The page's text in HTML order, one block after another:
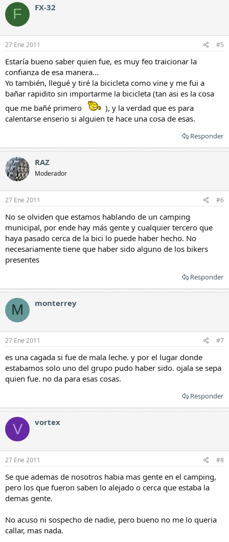
F FX-32
27 Ene 2011 #5
Estaría bueno saber quien fue, es muy feo traicionar la
confianza de esa manera...
Yo también, llegué y tiré la bicicleta como vine y me fui a
bañar rapidito sin importarme la bicicleta (tan asi es la cosa
que me bañé primero
), y la verdad que es para
calentarse enserio si alguien te hace una cosa de esas.
Responder
RAZ
Moderador
27 Ene 2011 #6
No se olviden que estamos hablando de un camping
municipal, por ende hay más gente y cualquier tercero que
haya pasado cerca de la bici lo puede haber hecho. No
necesariamente tiene que haber sido alguno de los bikers
presentes
Responder
M monterrey
27 Ene 2011 #7
es una cagada si fue de mala leche. y por el lugar donde
estabamos solo uno del grupo pudo haber sido. ojala se sepa
quien fue. no da para esas cosas.
Responder
V vortex
27 Ene 2011 #8
Se que ademas de nosotros habia mas gente en el camping,
pero los que fueron saben lo alejado o cerca que estaba la
demas gente.
No acuso ni sospecho de nadie, pero bueno no me lo queria
callar, mas nada.